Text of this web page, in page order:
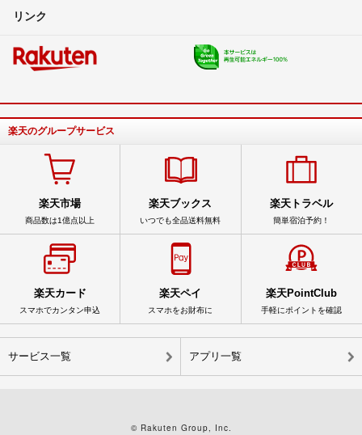
リンク
楽天のグループサービス
楽天市場
商品数は1億点以上
楽天ブックス
いつでも全品送料無料
楽天トラベル
簡単宿泊予約！
楽天カード
スマホでカンタン申込
楽天ペイ
スマホをお財布に
楽天PointClub
手軽にポイントを確認
サービス一覧 アプリ一覧
© Rakuten Group, Inc.